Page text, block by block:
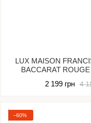
LUX MAISON
BACCARAT ROUGE 540
4
2 199 грн
−60%